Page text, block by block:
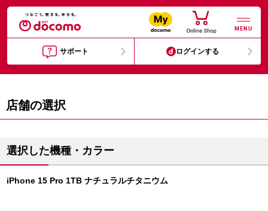
MENU
サポート ログインする
店舗の選択
選択した機種・カラー
iPhone 15 Pro 1TB ナチュラルチタニウム